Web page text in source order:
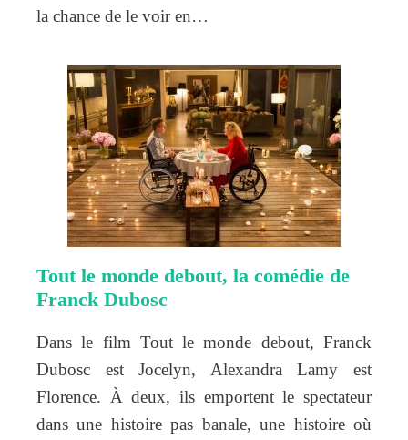
la chance de le voir en…
Tout le monde debout, la comédie de
Franck Dubosc
Dans le film Tout le monde debout, Franck
Dubosc est Jocelyn, Alexandra Lamy est
Florence. À deux, ils emportent le spectateur
dans une histoire pas banale, une histoire où